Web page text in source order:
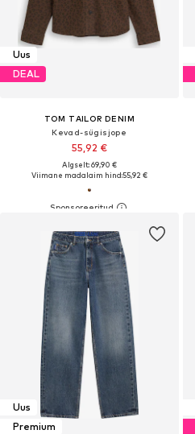
Uus
DEAL
TOM TAILOR DENIM
Kevad-sügisjope
55,92 €
Algselt: 69,90 €
Viimane madalaim hind:55,92 €
Uus
Premium